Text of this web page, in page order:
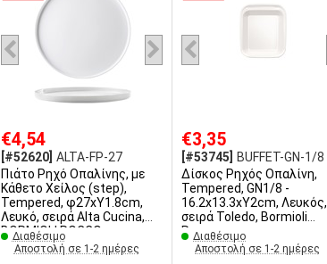
€4,54
[#52620] ALTA-FP-27
Πιάτο Ρηχό Οπαλίνης, με
Κάθετο Χείλος (step),
Tempered, φ27xY1.8cm,
Λευκό, σειρά Alta Cucina,
BORMIOLI ROCCO
Διαθέσιμο
Αποστολή σε 1-2 ημέρες
€3,35
[#53745]
BUFFET-GN-1/8
Δίσκος Ρηχός Οπαλίνη,
Tempered, GN1/8 -
16.2x13.3xΥ2cm, Λευκός,
σειρά Toledo, Bormioli
Rocco
Διαθέσιμο
Αποστολή σε 1-2 ημέρες